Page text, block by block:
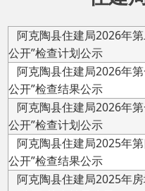
阿克陶县住建局2026年第一
公开”检查结果公示
阿克陶县住建局2026年第一
公开”检查计划公示
阿克陶县住建局2025年第四
公开”检查结果公示
阿克陶县住建局2025年房地
一公开”检查结果公示
阿克陶县住建局2025年第四
公开”检查计划公示
阿克陶县住建局2025年第二
公开”检查结果公示